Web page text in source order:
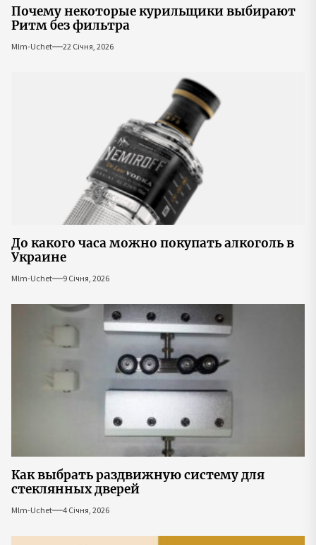
Почему некоторые курильщики выбирают
Ритм без фильтра
Mlm-Uchet 22 Січня, 2026
До какого часа можно покупать алкоголь в
Украине
Mlm-Uchet 9 Січня, 2026
Как выбрать раздвижную систему для
стеклянных дверей
Mlm-Uchet 4 Січня, 2026